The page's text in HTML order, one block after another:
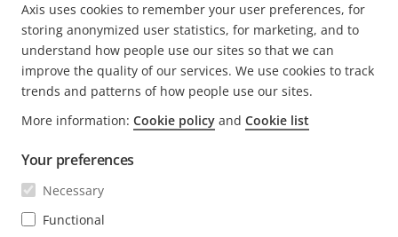
MEHR BEITRÄGE LESEN VON ERIK
Kontaktieren Sie uns
Experience Center
NEWS & STORYS
ABONNIEREN
Axis uses cookies to remember your user preferences, for
storing anonymized user statistics, for marketing, and to
understand how people use our sites so that we can
improve the quality of our services. We use cookies to track
trends and patterns of how people use our sites.
More information: Cookie policy and Cookie list
Your preferences
Necessary
Functional